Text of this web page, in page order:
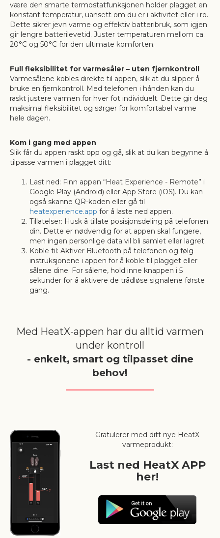
være den smarte termostatfunksjonen holder plagget en
konstant temperatur, uansett om du er i aktivitet eller i ro.
Dette sikrer jevn varme og effektiv batteribruk, som igjen
gir lengre batterilevetid. Juster temperaturen mellom ca.
20°C og 50°C for den ultimate komforten.
Full fleksibilitet for varmesåler – uten fjernkontroll
Varmesålene kobles direkte til appen, slik at du slipper å
bruke en fjernkontroll. Med telefonen i hånden kan du
raskt justere varmen for hver fot individuelt. Dette gir deg
maksimal fleksibilitet og sørger for komfortabel varme
hele dagen.
Kom i gang med appen
Slik får du appen raskt opp og gå, slik at du kan begynne å
tilpasse varmen i plagget ditt:
Last ned: Finn appen “Heat Experience - Remote” i
Google Play (Android) eller App Store (iOS). Du kan
også skanne QR-koden eller gå til
heatexperience.app for å laste ned appen.
Tillatelser: Husk å tillate posisjonsdeling på telefonen
din. Dette er nødvendig for at appen skal fungere,
men ingen personlige data vil bli samlet eller lagret.
Koble til: Aktiver Bluetooth på telefonen og følg
instruksjonene i appen for å koble til plagget eller
sålene dine. For sålene, hold inne knappen i 5
sekunder for å aktivere de trådløse signalene første
gang.
Med HeatX-appen har du alltid varmen
under kontroll
- enkelt, smart og tilpasset dine
behov!
Gratulerer med ditt nye HeatX
varmeprodukt:
Last ned HeatX APP
her!